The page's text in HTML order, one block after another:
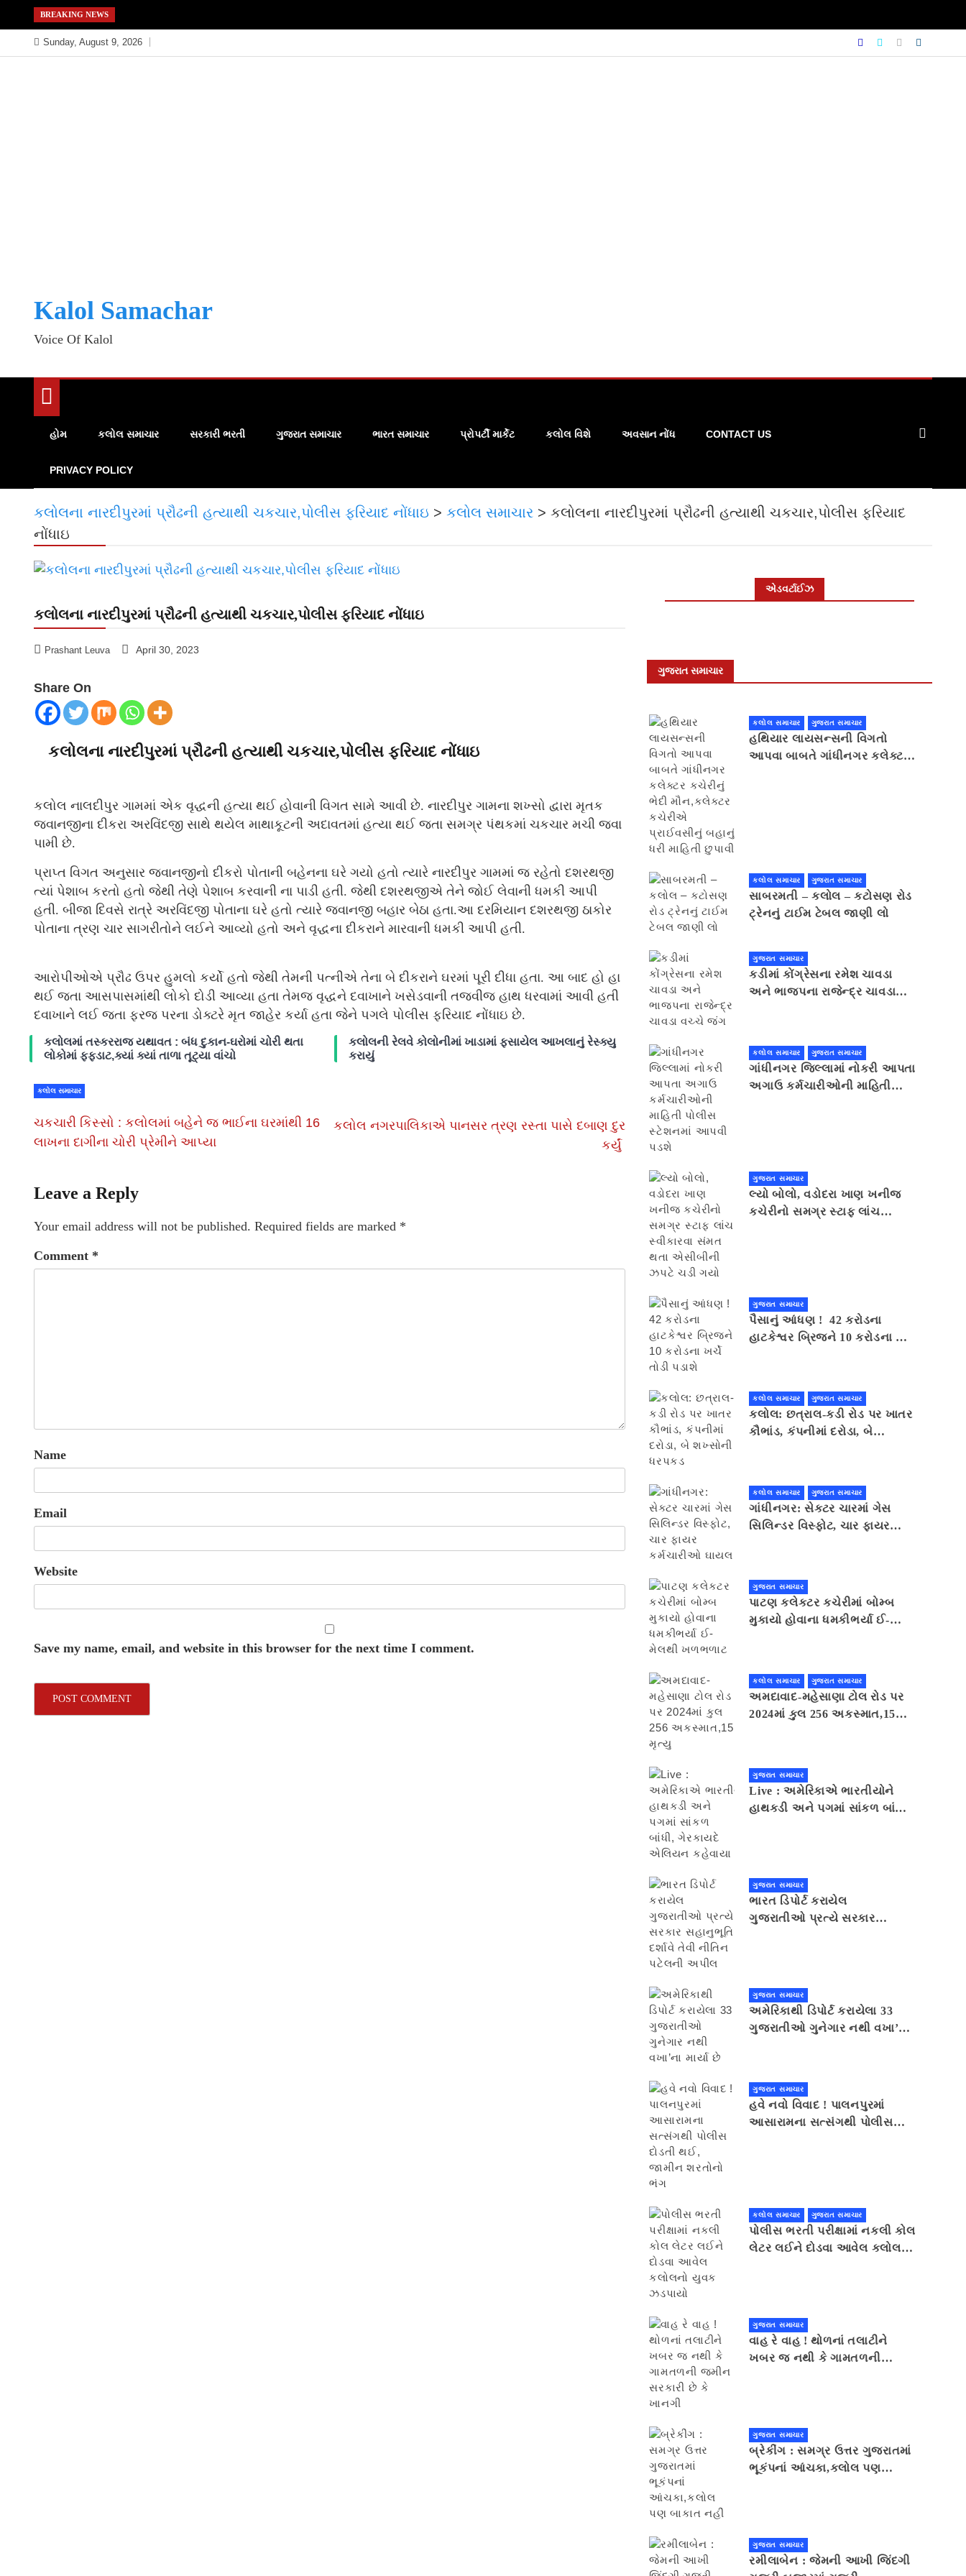
to
content
BREAKING NEWS
Sunday, August 9, 2026
Kalol Samachar
Voice Of Kalol
હોમ કલોલ સમાચાર સરકારી ભરતી ગુજરાત સમાચાર ભારત સમાચાર પ્રોપર્ટી માર્કેટ કલોલ વિશે અવસાન નોંધ CONTACT US
PRIVACY POLICY
કલોલના નારદીપુરમાં પ્રૌઢની હત્યાથી ચકચાર,પોલીસ ફરિયાદ નોંધાઇ > કલોલ સમાચાર > કલોલના નારદીપુરમાં પ્રૌઢની હત્યાથી ચકચાર,પોલીસ ફરિયાદ
નોંધાઇ
કલોલના નારદીપુરમાં પ્રૌઢની હત્યાથી ચકચાર,પોલીસ ફરિયાદ નોંધાઇ
Prashant Leuva April 30, 2023
Share On
કલોલના નારદીપુરમાં પ્રૌઢની હત્યાથી ચકચાર,પોલીસ ફરિયાદ નોંધાઇ
કલોલ નાલદીપુર ગામમાં એક વૃદ્ધની હત્યા થઈ હોવાની વિગત સામે આવી છે. નારદીપુર ગામના શખ્સો દ્વારા મૃતક
જવાનજીના દીકરા અરવિંદજી સાથે થયેલ માથાકૂટની અદાવતમાં હત્યા થઈ જતા સમગ્ર પંથકમાં ચકચાર મચી જવા
પામી છે.
પ્રાપ્ત વિગત અનુસાર જવાનજીનો દીકરો પોતાની બહેનના ઘરે ગયો હતો ત્યારે નારદીપુર ગામમાં જ રહેતો દશરથજી
ત્યાં પેશાબ કરતો હતો જેથી તેણે પેશાબ કરવાની ના પાડી હતી. જેથી દશરથજીએ તેને જોઈ લેવાની ધમકી આપી
હતી. બીજા દિવસે રાત્રે અરવિંદજી પોતાના ઘરે હતો ત્યારે જવાનજી બહાર બેઠા હતા.આ દરમિયાન દશરથજી ઠાકોર
પોતાના ત્રણ ચાર સાગરીતોને લઈને આવ્યો હતો અને વૃદ્ધના દીકરાને મારવાની ધમકી આપી હતી.
આરોપીઓએ પ્રૌઢ ઉપર હુમલો કર્યો હતો જેથી તેમની પત્નીએ તેના બે દીકરાને ઘરમાં પૂરી દીધા હતા. આ બાદ હો હા
થઈ જતા આસપાસમાંથી લોકો દોડી આવ્યા હતા તેમજ વૃદ્ધને દવાખાને ખસેડવાની તજવીજ હાથ ધરવામાં આવી હતી
દવાખાને લઈ જતા ફરજ પરના ડોક્ટરે મૃત જાહેર કર્યા હતા જેને પગલે પોલીસ ફરિયાદ નોંધાઇ છે.
કલોલમાં તસ્કરરાજ યથાવત : બંધ દુકાન-ઘરોમાં ચોરી થતા
લોકોમાં ફફડાટ,ક્યાં ક્યાં તાળા તૂટ્યા વાંચો
કલોલની રેલવે કોલોનીમાં ખાડામાં ફસાયેલ આખલાનું રેસ્ક્યુ
કરાયું
કલોલ સમાચાર
ચકચારી કિસ્સો : કલોલમાં બહેને જ ભાઈના ઘરમાંથી 16
લાખના દાગીના ચોરી પ્રેમીને આપ્યા
કલોલ નગરપાલિકાએ પાનસર ત્રણ રસ્તા પાસે દબાણ દુર
કર્યું
Leave a Reply
Your email address will not be published. Required fields are marked *
Comment *
Name
Email
Website
Save my name, email, and website in this browser for the next time I comment.
એડવર્ટાઈઝ
ગુજરાત સમાચાર
કલોલ સમાચાર ગુજરાત સમાચાર
હથિયાર લાયસન્સની વિગતો
આપવા બાબતે ગાંધીનગર કલેક્ટર
કલોલ સમાચાર ગુજરાત સમાચાર
સાબરમતી – કલોલ – કટોસણ રોડ
ટ્રેનનું ટાઈમ ટેબલ જાણી લો
ગુજરાત સમાચાર
કડીમાં કોંગ્રેસના રમેશ ચાવડા
અને ભાજપના રાજેન્દ્ર ચાવડા
કલોલ સમાચાર ગુજરાત સમાચાર
ગાંધીનગર જિલ્લામાં નોકરી આપતા
અગાઉ કર્મચારીઓની માહિતી
ગુજરાત સમાચાર
લ્યો બોલો, વડોદરા ખાણ ખનીજ
કચેરીનો સમગ્ર સ્ટાફ લાંચ
ગુજરાત સમાચાર
પૈસાનું આંધણ ! 42 કરોડના
હાટકેશ્વર બ્રિજને 10 કરોડના ખર્ચે
કલોલ સમાચાર ગુજરાત સમાચાર
કલોલ: છત્રાલ-કડી રોડ પર ખાતર
કૌભાંડ, કંપનીમાં દરોડા, બે
કલોલ સમાચાર ગુજરાત સમાચાર
ગાંધીનગર: સેક્ટર ચારમાં ગેસ
સિલિન્ડર વિસ્ફોટ, ચાર ફાયર
ગુજરાત સમાચાર
પાટણ કલેકટર કચેરીમાં બોમ્બ
મુકાયો હોવાના ધમકીભર્યા ઈ-
કલોલ સમાચાર ગુજરાત સમાચાર
અમદાવાદ-મહેસાણા ટોલ રોડ પર
2024માં કુલ 256 અકસ્માત,15
ગુજરાત સમાચાર
Live : અમેરિકાએ ભારતીયોને
હાથકડી અને પગમાં સાંકળ બાંધી,
ગુજરાત સમાચાર
ભારત ડિપોર્ટ કરાયેલ
ગુજરાતીઓ પ્રત્યે સરકાર
ગુજરાત સમાચાર
અમેરિકાથી ડિપોર્ટ કરાયેલા 33
ગુજરાતીઓ ગુનેગાર નથી વખા’ના
ગુજરાત સમાચાર
હવે નવો વિવાદ ! પાલનપુરમાં
આસારામના સત્સંગથી પોલીસ
કલોલ સમાચાર ગુજરાત સમાચાર
પોલીસ ભરતી પરીક્ષામાં નકલી કોલ
લેટર લઈને દોડવા આવેલ કલોલનો
ગુજરાત સમાચાર
વાહ રે વાહ ! થોળનાં તલાટીને
ખબર જ નથી કે ગામતળની
ગુજરાત સમાચાર
બ્રેકીંગ : સમગ્ર ઉત્તર ગુજરાતમાં
ભૂકંપનાં આંચકા,કલોલ પણ
ગુજરાત સમાચાર
રમીલાબેન : જેમની આખી જિંદગી